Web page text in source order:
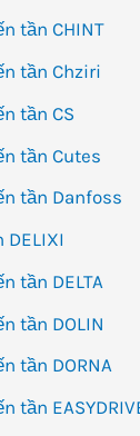
tần CHINT
tần Chziri
tần CS
tần Cutes
tần Danfoss
tần DELTA
tần DOLIN
tần DORNA
tần